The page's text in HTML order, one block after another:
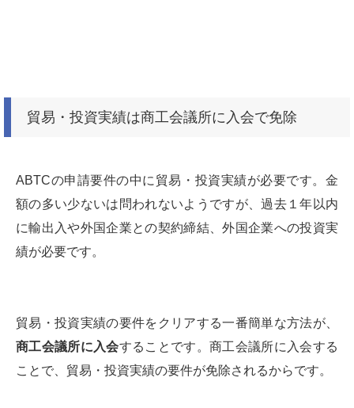
貿易・投資実績は商工会議所に入会で免除
ABTCの申請要件の中に貿易・投資実績が必要です。金
額の多い少ないは問われないようですが、過去１年以内
に輸出入や外国企業との契約締結、外国企業への投資実
績が必要です。
貿易・投資実績の要件をクリアする一番簡単な方法が、
商工会議所に入会することです。商工会議所に入会する
ことで、貿易・投資実績の要件が免除されるからです。